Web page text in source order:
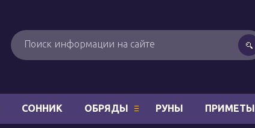
СОННИК ОБРЯДЫ РУНЫ ПРИМЕТЫ